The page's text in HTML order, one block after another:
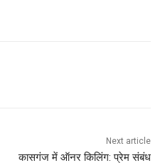
Next article
कासगंज में ऑनर किलिंग: प्रेम संबंध